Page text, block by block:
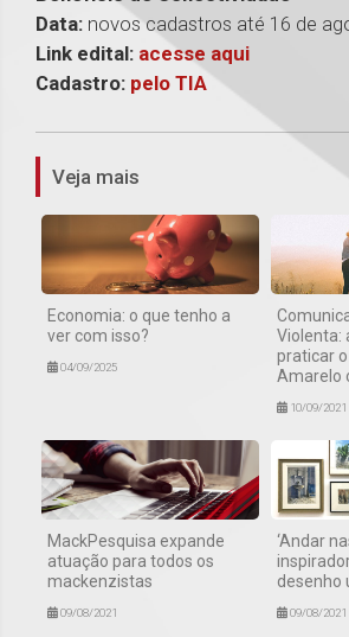
Data: novos cadastros até 16 de
Link edital: acesse aqui
Cadastro: pelo TIA
Veja mais
Economia: o que tenho a
ver com isso?
04/09/2025
Violenta:
praticar
Amarelo
10/09/2021
MackPesquisa expande
atuação para todos os
mackenzistas
09/08/2021
‘Andar
desenho
09/08/2021